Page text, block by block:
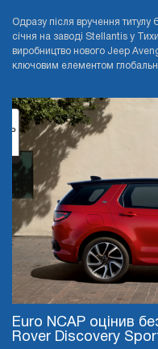
Одразу після вручення титулу
січня на заводі Stellantis у
виробництво нового Jeep
ключовим елементом
Euro NCAP оцінив
Rover Discovery